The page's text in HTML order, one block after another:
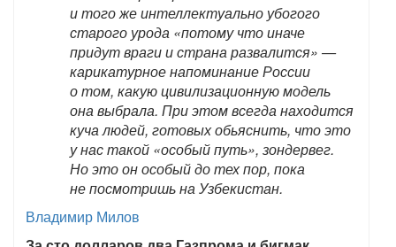
и того же интеллектуально убогого
старого урода «потому что иначе
придут враги и страна развалится» —
карикатурное напоминание России
о том, какую цивилизационную модель
она выбрала. При этом всегда находится
куча людей, готовых обьяснить, что это
у нас такой «особый путь», зондервег.
Но это он особый до тех пор, пока
не посмотришь на Узбекистан.
Владимир Милов